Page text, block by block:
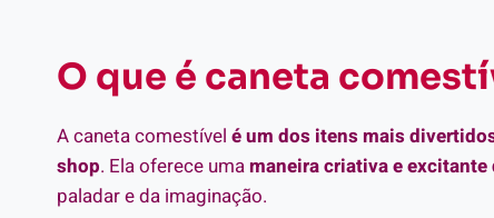
O que é caneta
A caneta comestível é um dos itens mais
shop. Ela oferece umamaneira criativa e
paladar e da imaginação.